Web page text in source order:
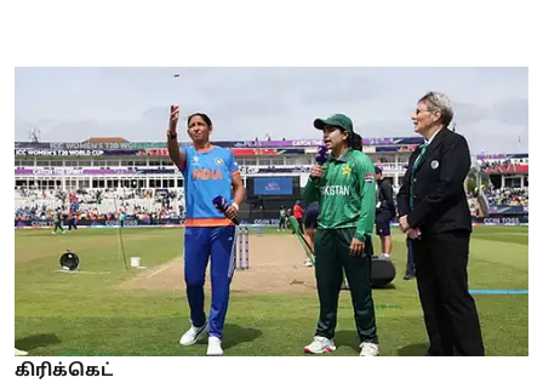
கிரிக்கெட்